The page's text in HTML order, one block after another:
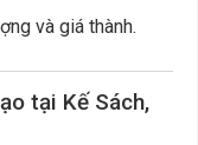
và giá thành.
tại Kế Sách,